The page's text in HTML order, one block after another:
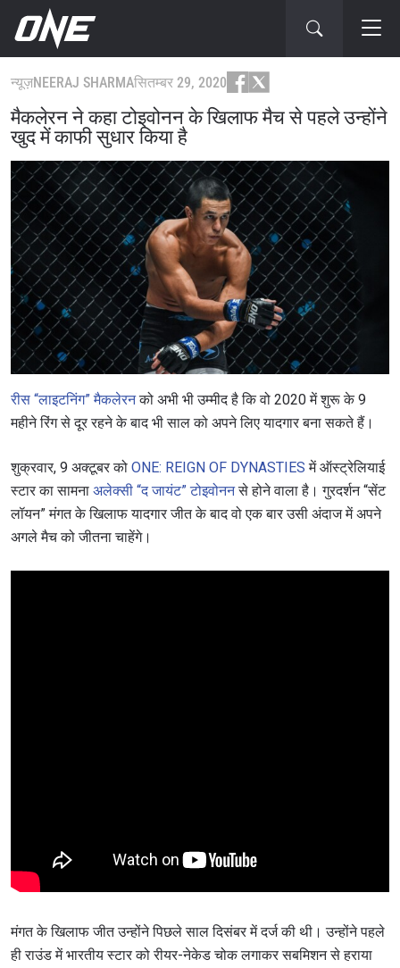
न्यूज़NEERAJ SHARMAसितम्बर 29, 2020
मैकलेरन ने कहा टोइवोनन के खिलाफ मैच से पहले उन्होंने
खुद में काफी सुधार किया है
रीस “लाइटनिंग” मैकलेरनको अभी भी उम्मीद है कि वो 2020 में शुरू के 9
महीने रिंग से दूर रहने के बाद भी साल को अपने लिए यादगार बना सकते हैं।
शुक्रवार, 9 अक्टूबर को ONE: REIGN OF DYNASTIES में ऑस्ट्रेलियाई
स्टार का सामना अलेक्सी “द जायंट” टोइवोननसे होने वाला है। गुरदर्शन “सेंट
लॉयन” मंगत के खिलाफ यादगार जीत के बाद वो एक बार उसी अंदाज में अपने
अगले मैच को जीतना चाहेंगे।
मंगत के खिलाफ जीत उन्होंने पिछले साल दिसंबर में दर्ज की थी। उन्होंने पहले
ही राउंड में भारतीय स्टार को रीयर-नेकेड चोक लगाकर सबमिशन से हराया